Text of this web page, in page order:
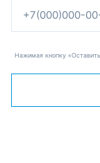
Нажимая кнопку